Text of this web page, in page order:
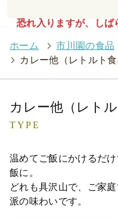
恐れ入りますが、しば
ホーム > 市川園の食品
>
カレー他（レトルト食
カレー他（レトル
TYPE
温めてご飯にかけるだ
飯に。
どれも具沢山で、ご家
派の味わいです。